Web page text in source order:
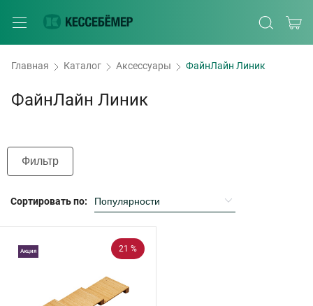
Главная Каталог Аксессуары ФайнЛайн Линик
ФайнЛайн Линик
Фильтр
Сортировать по:
21 %
Акция